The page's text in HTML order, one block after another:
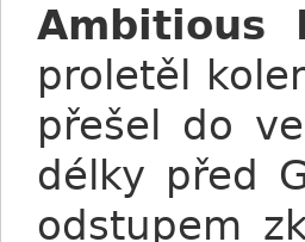
Ambitious
proletěl
přešel do
délky před
odstupem